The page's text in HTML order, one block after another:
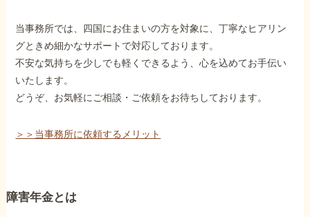
当事務所では、四国にお住まいの方を対象に、丁寧なヒアリン
グときめ細かなサポートで対応しております。
不安な気持ちを少しでも軽くできるよう、心を込めてお手伝い
いたします。
どうぞ、お気軽にご相談・ご依頼をお待ちしております。
＞＞当事務所に依頼するメリット
障害年金とは